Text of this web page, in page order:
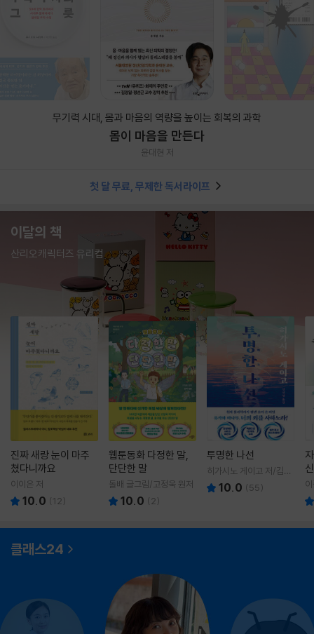
무기력 시대, 몸과 마음의 역량을 높이는 회복의 과학
몸이 마음을 만든다
윤대현 저
첫 달 무료, 무제한 독서라이프
이달의 책
산리오캐릭터즈 유리컵
진짜 새랑 눈이 마주
쳤다니까요
이이은 저
10.0 (12)
웹툰동화 다정한 말,
단단한 말
돌배 글그림/고정욱 원저
10.0 ( 2)
투명한 나선
히가시노 게이고 저/김선
영 역10.0 (55)
클래스24